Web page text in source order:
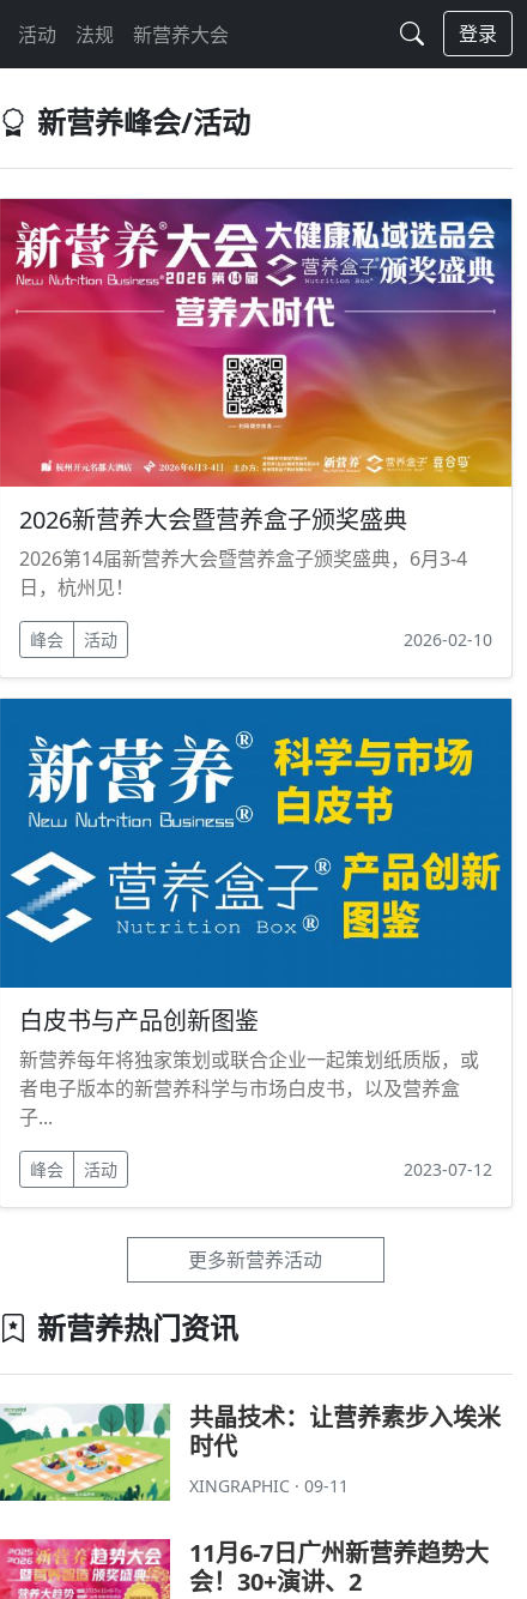
活动 法规 新营养大会 登录
新营养峰会/活动
2026新营养大会暨营养盒子颁奖盛典
2026第14届新营养大会暨营养盒子颁奖盛典，6月3-4
日，杭州见！
峰会 活动 2026-02-10
白皮书与产品创新图鉴
新营养每年将独家策划或联合企业一起策划纸质版，或
者电子版本的新营养科学与市场白皮书，以及营养盒
子...
峰会 活动 2023-07-12
更多新营养活动
新营养热门资讯
共晶技术：让营养素步入埃米
时代
XINGRAPHIC · 09-11
11月6-7日广州新营养趋势大
会！30+演讲、2